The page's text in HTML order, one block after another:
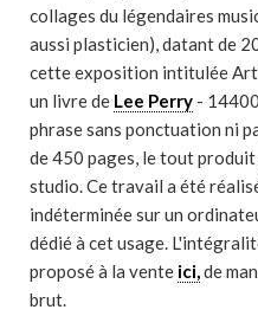
collages du légendaires
aussi plasticien), datant de
cette exposition intitulée Art
un livre de Lee Perry -
phrase sans ponctuation ni
de 450 pages, le tout
studio. Ce travail a été
indéterminée sur un
dédié à cet usage.
proposé à la vente ici,de
brut.